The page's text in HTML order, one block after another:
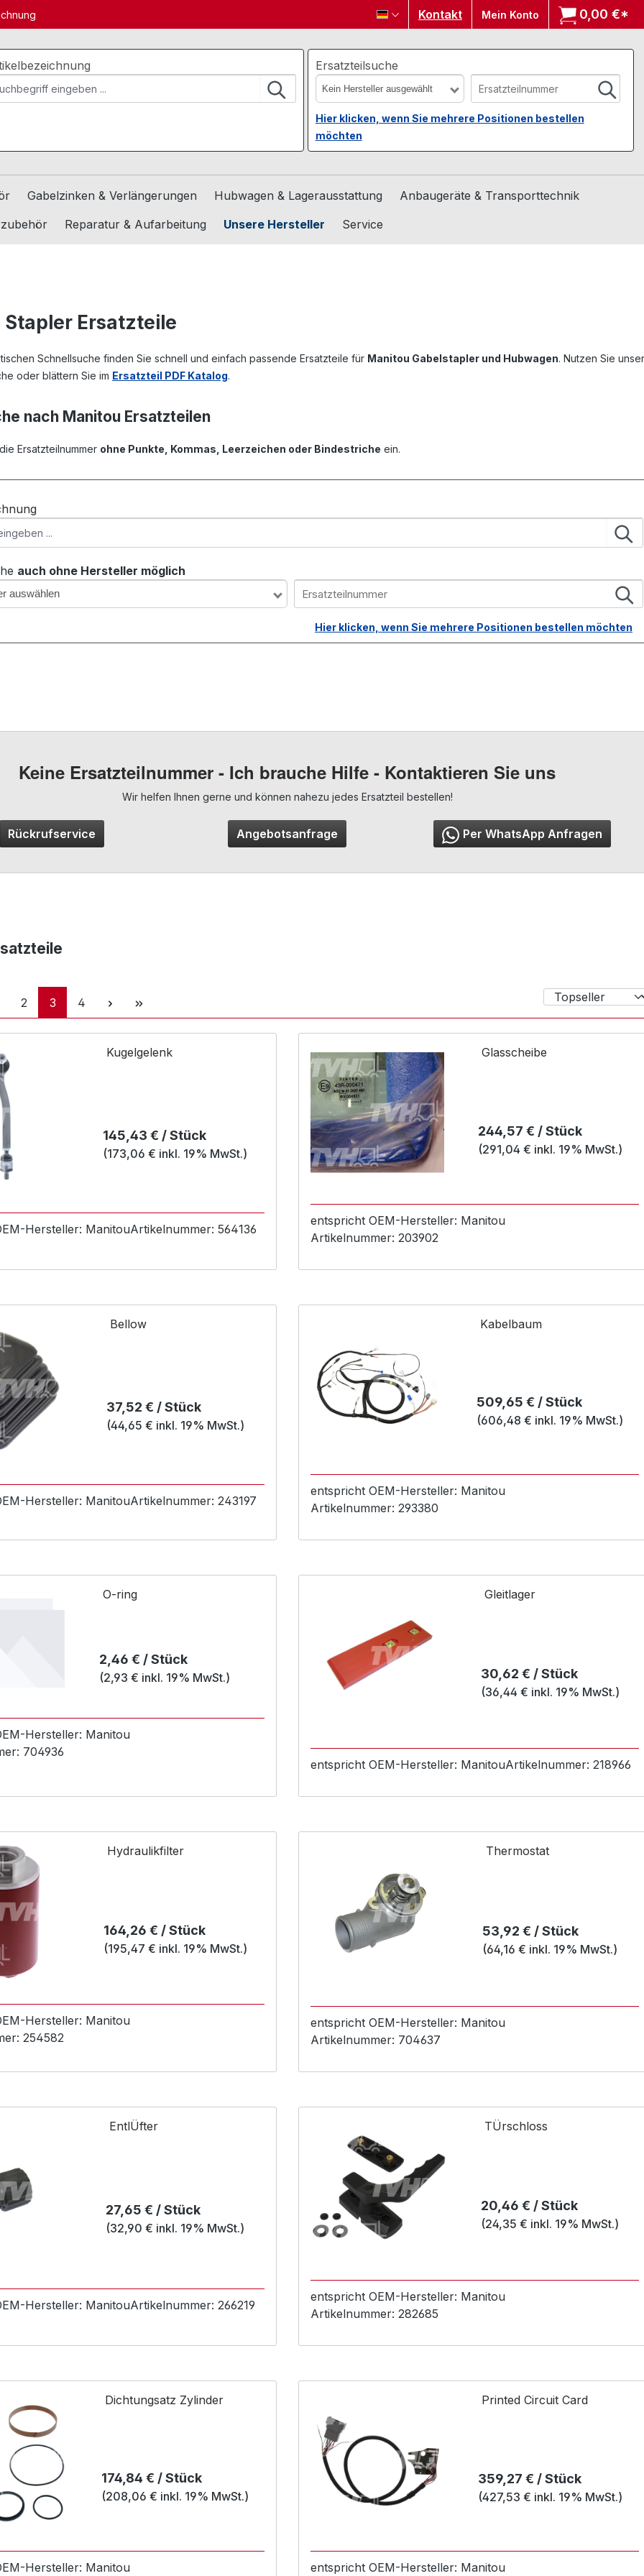
Kontakt Mein Konto 0,00 €*
Ersatzteilsuche
Kein Hersteller ausgewählt
Hier klicken, wenn Sie mehrere Positionen bestellen
möchten
Gabelzinken & Verlängerungen Hubwagen & Lagerausstattung
Anbaugeräte & Transporttechnik
Reparatur & Aufarbeitung Unsere Hersteller Service
Ersatzteile
Schnellsuche finden Sie schnell und einfach passende Ersatzteile für Manitou Gabelstapler und Hubwagen. Nutzen Sie
oder blättern Sie im Ersatzteil PDF Katalog.
nach Manitou Ersatzteilen
Ersatzteilnummer ohne Punkte, Kommas, Leerzeichen oder Bindestriche ein.
auch ohne Hersteller möglich
auswählen
Hier klicken, wenn Sie mehrere Positionen bestellen möchten
Keine Ersatzteilnummer - Ich brauche Hilfe - Kontaktieren Sie uns
Wir helfen Ihnen gerne und können nahezu jedes Ersatzteil bestellen!
Rückrufservice Angebotsanfrage Per WhatsApp Anfragen
Seite
2 Seite
3 Seite
4
Kugelgelenk
Regulärer Preis:
145,43 € / Stück
(173,06 € inkl. 19% MwSt.)
Hersteller: ManitouArtikelnummer: 564136
Glasscheibe
Regulärer Preis:
244,57 € / Stück
(291,04 € inkl. 19% MwSt.)
entspricht OEM-Hersteller: Manitou
Artikelnummer: 203902
Bellow
Regulärer Preis:
37,52 € / Stück
(44,65 € inkl. 19% MwSt.)
Hersteller: ManitouArtikelnummer: 243197
Kabelbaum
Regulärer Preis:
509,65 € / Stück
(606,48 € inkl. 19% MwSt.)
entspricht OEM-Hersteller: Manitou
Artikelnummer: 293380
O-ring
Regulärer Preis:
2,46 € / Stück
(2,93 € inkl. 19% MwSt.)
Hersteller: Manitou
704936
Gleitlager
Regulärer Preis:
30,62 € / Stück
(36,44 € inkl. 19% MwSt.)
entspricht OEM-Hersteller: ManitouArtikelnummer: 218966
Hydraulikfilter
Regulärer Preis:
164,26 € / Stück
(195,47 € inkl. 19% MwSt.)
Hersteller: Manitou
254582
Thermostat
Regulärer Preis:
53,92 € / Stück
(64,16 € inkl. 19% MwSt.)
entspricht OEM-Hersteller: Manitou
Artikelnummer: 704637
EntlÜfter
Regulärer Preis:
27,65 € / Stück
(32,90 € inkl. 19% MwSt.)
Hersteller: ManitouArtikelnummer: 266219
TÜrschloss
Regulärer Preis:
20,46 € / Stück
(24,35 € inkl. 19% MwSt.)
entspricht OEM-Hersteller: Manitou
Artikelnummer: 282685
Dichtungsatz Zylinder
Regulärer Preis:
174,84 € / Stück
(208,06 € inkl. 19% MwSt.)
Hersteller: Manitou
Printed Circuit Card
Regulärer Preis:
359,27 € / Stück
(427,53 € inkl. 19% MwSt.)
entspricht OEM-Hersteller: Manitou